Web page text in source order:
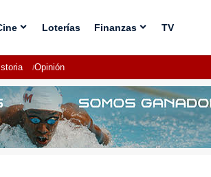
Loterías Finanzas TV
Opinión